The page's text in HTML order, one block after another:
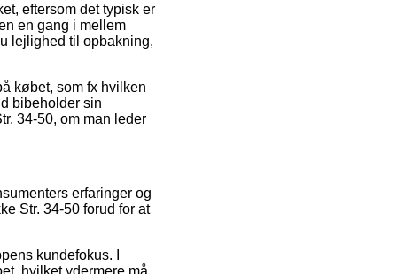
eftersom det typisk er
en gang i mellem
lejlighed til opbakning,
købet, som fx hvilken
bibeholder sin
34-50, om man leder
erfaringer og
Str. 34-50 forud for at
kundefokus. I
hvilket ydermere må